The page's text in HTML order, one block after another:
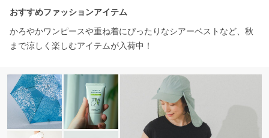
おすすめファッションアイテム
かろやかワンピースや重ね着にぴったりなシアーベストなど、秋
まで涼しく楽しむアイテムが入荷中！